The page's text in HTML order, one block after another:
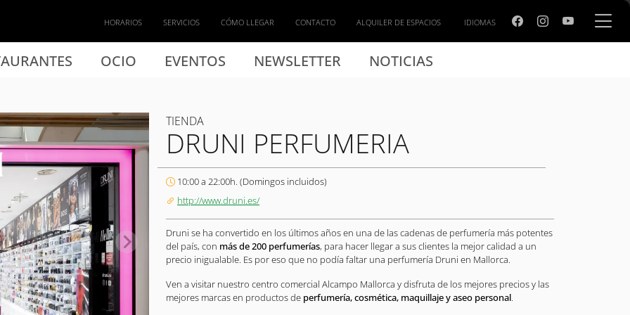
OCIO EVENTOS NEWSLETTER NOTICIAS
HORARIOS SERVICIOS CÓMO LLEGAR CONTACTO ALQUILER DE ESPACIOS IDIOMAS
TIENDA
DRUNI PERFUMERIA
10:00 a 22:00h. (Domingos incluidos)
http://www.druni.es/
Druni se ha convertido en los últimos años en una de las cadenas de perfumería más potentes
del país, con más de 200 perfumerías, para hacer llegar a sus clientes la mejor calidad a un
precio inigualable. Es por eso que no podía faltar una perfumería Druni en Mallorca.
Ven a visitar nuestro centro comercial Alcampo Mallorca y disfruta de los mejores precios y las
mejores marcas en productos de perfumería, cosmética, maquillaje y aseo personal.